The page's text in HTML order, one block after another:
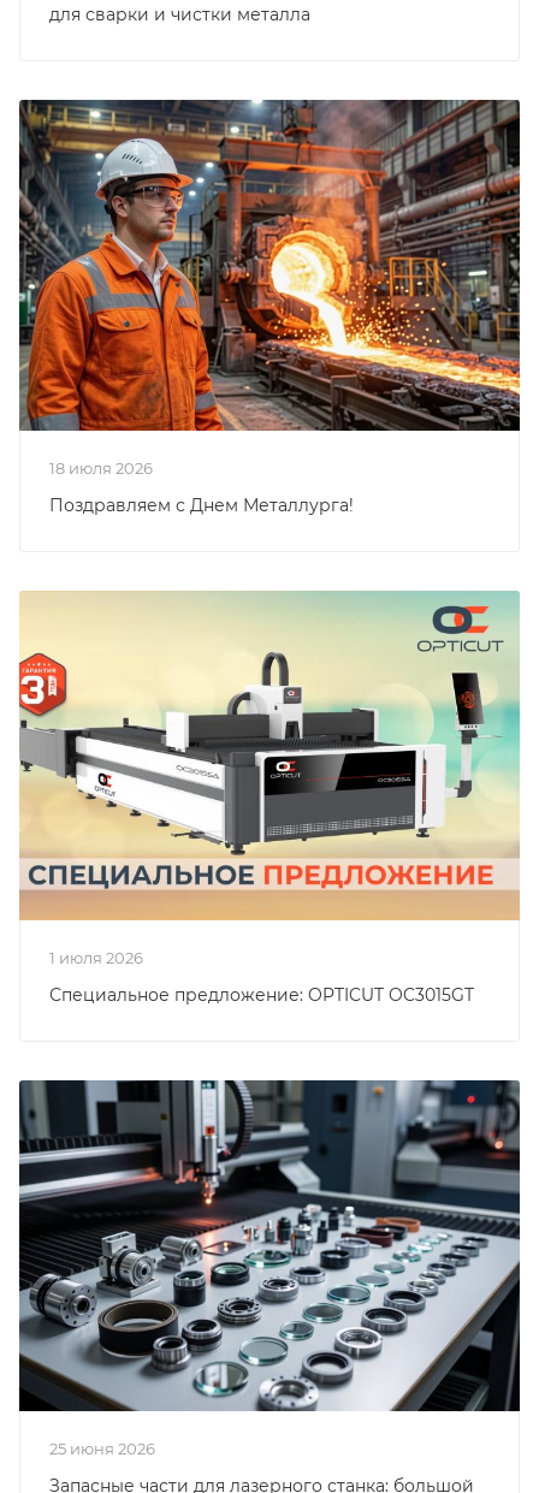
для сварки и чистки металла
18 июля 2026
Поздравляем с Днем Металлурга!
1 июля 2026
Специальное предложение: OPTICUT OC3015GT
25 июня 2026
Запасные части для лазерного станка: большой